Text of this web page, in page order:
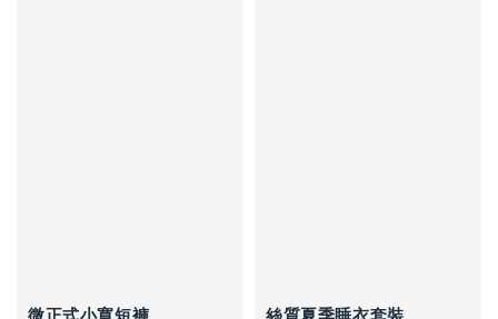
微正式小寬短褲 絲質夏季睡衣套裝